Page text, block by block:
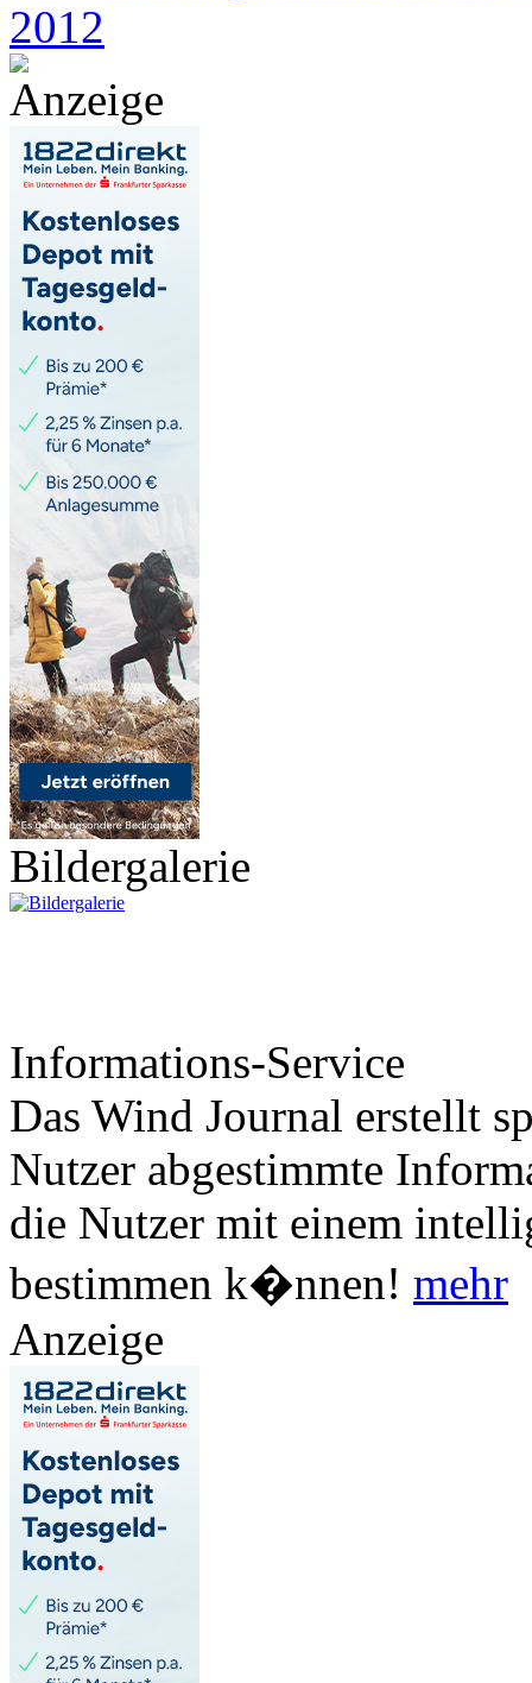
2012
Anzeige
Bildergalerie
Informations-Service
Das Wind Journal erstellt
Nutzer abgestimmte
die Nutzer mit einem
bestimmen k�nnen! mehr
Anzeige